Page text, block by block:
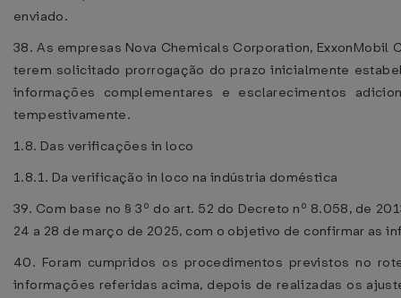
enviado.
38. As empresas Nova Chemicals Corporation, ExxonMobil
terem solicitado prorrogação do prazo inicialmente
informações complementares e esclarecimentos
tempestivamente.
1.8. Das verificações in loco
1.8.1. Da verificação in loco na indústria doméstica
39. Com base no § 3º do art. 52 do Decreto nº 8.058, de
24 a 28 de março de 2025, com o objetivo de confirmar as
40. Foram cumpridos os procedimentos previstos no
informações referidas acima, depois de realizadas os